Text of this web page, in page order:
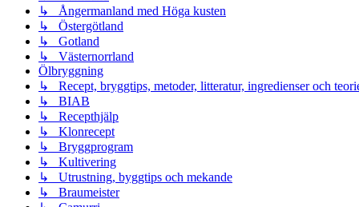
↳ Ångermanland med Höga kusten
↳ Östergötland
↳ Gotland
↳ Västernorrland
Ölbryggning
↳ Recept, bryggtips, metoder, litteratur, ingredienser och
↳ BIAB
↳ Recepthjälp
↳ Klonrecept
↳ Bryggprogram
↳ Kultivering
↳ Utrustning, byggtips och mekande
↳ Braumeister